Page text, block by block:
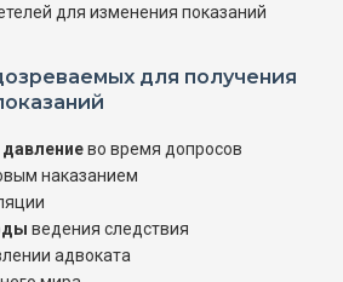
для изменения показаний
для получения
во время допросов
наказанием
ведения следствия
адвоката